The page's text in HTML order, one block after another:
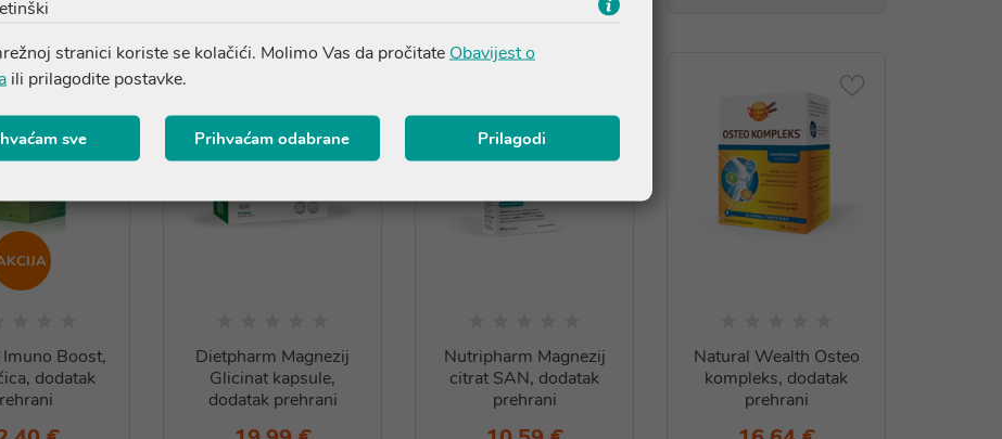
Imuno Boost,
dodatak
Dietpharm Magnezij
Glicinat kapsule,
dodatak prehrani
Nutripharm Magnezij
citrat SAN, dodatak
prehrani
Natural Wealth Osteo
kompleks, dodatak
prehrani
stranici koriste se kolačići. Molimo Vas da pročitateObavijest o
ili prilagodite postavke.
sve Prihvaćam odabrane Prilagodi